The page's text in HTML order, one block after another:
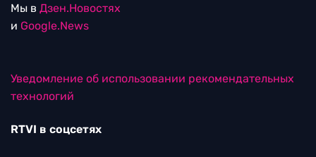
Мы в Дзен.Новостях
и Google.News
Уведомление об использовании рекомендательных
технологий
RTVI в соцсетях